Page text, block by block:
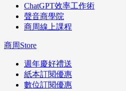
ChatGPT效率工作術
聲音商學院
商周線上課程
商周Store
週年慶好禮送
紙本訂閱優惠
數位訂閱優惠